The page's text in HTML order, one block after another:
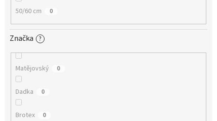
50/60 cm 0
Značka ?
Matějovský 0
Dadka 0
Brotex 0